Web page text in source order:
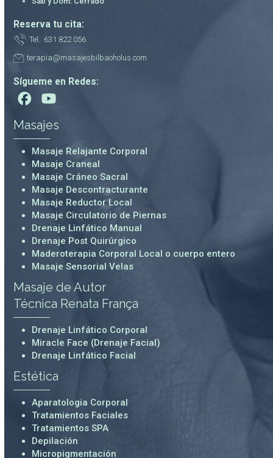
Reserva tu cita:
Tel.: 631 822 056
terapia@masajesbilbaoholus.com
Sígueme en Redes:
Masajes
Masaje Relajante Corporal
Masaje Craneal
Masaje Cráneo Sacral
Masaje Descontracturante
Masaje Reductor Local
Masaje Circulatorio de Piernas
Drenaje Linfático Manual
Drenaje Post Quirúrgico
Maderoterapia Corporal Local o cuerpo entero
Masaje Sensorial Velas
Masaje de Autor
Técnica Renata França
Drenaje Linfático Corporal
Miracle Face (Drenaje Facial)
Drenaje Linfático Facial
Estética
Aparatologia Corporal
Tratamientos Faciales
Tratamientos SPA
Depilación
Micropigmentación